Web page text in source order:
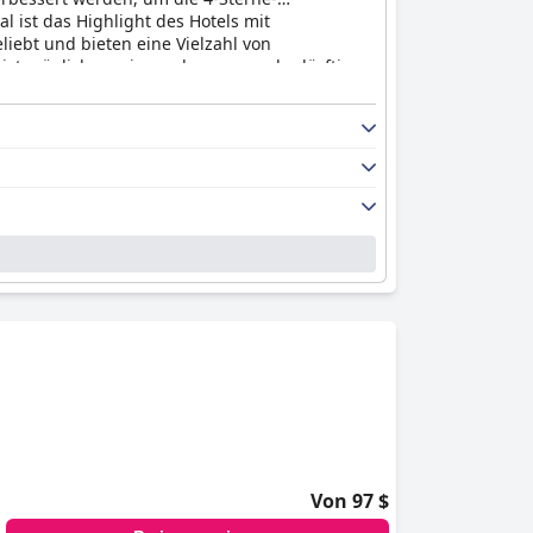
macht.
ist das Highlight des Hotels mit
und bieten eine Vielzahl von
möglicherweise verbesserungsbedürftig.
Von 97 $